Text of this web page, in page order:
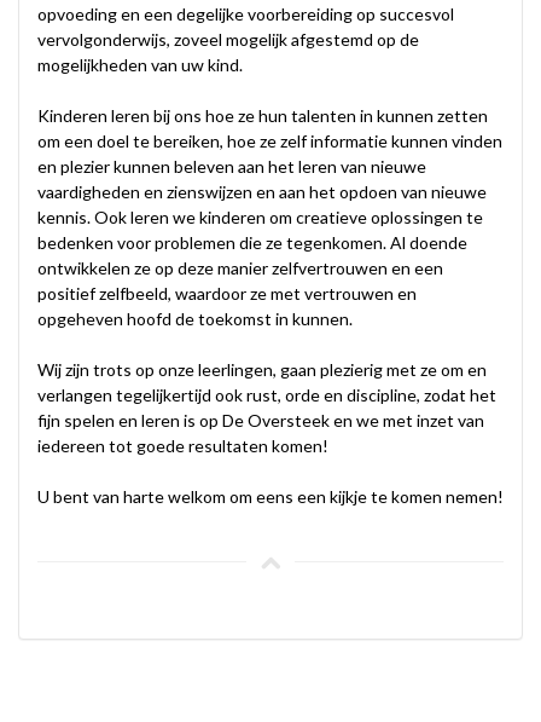
opvoeding en een degelijke voorbereiding op succesvol
vervolgonderwijs, zoveel mogelijk afgestemd op de
mogelijkheden van uw kind.
Kinderen leren bij ons hoe ze hun talenten in kunnen zetten
om een doel te bereiken, hoe ze zelf informatie kunnen vinden
en plezier kunnen beleven aan het leren van nieuwe
vaardigheden en zienswijzen en aan het opdoen van nieuwe
kennis. Ook leren we kinderen om creatieve oplossingen te
bedenken voor problemen die ze tegenkomen. Al doende
ontwikkelen ze op deze manier zelfvertrouwen en een
positief zelfbeeld, waardoor ze met vertrouwen en
opgeheven hoofd de toekomst in kunnen.
Wij zijn trots op onze leerlingen, gaan plezierig met ze om en
verlangen tegelijkertijd ook rust, orde en discipline, zodat het
fijn spelen en leren is op De Oversteek en we met inzet van
iedereen tot goede resultaten komen!
U bent van harte welkom om eens een kijkje te komen nemen!